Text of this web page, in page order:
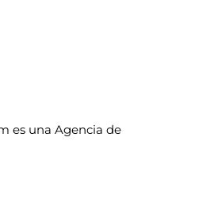
es una Agencia de